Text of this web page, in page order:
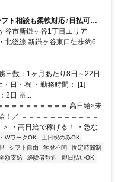
ト相談も柔軟対応♪日払可◎
市新鎌ヶ谷1丁目エリア
北総線 新鎌ヶ谷東口徒歩約6
新鎌ヶ谷東口徒歩約6分、京
谷東口徒歩約6分 直行直帰
日数：1ヶ月あたり8日～22日
・日・祝 ・勤務時間： [1]
2日 ※...
＝＝＝＝＝＝＝＝＝ 高日給×未
／ ＝＝＝＝＝＝＝＝＝＝＝
・高日給で稼げる！ ・急な...
WワークOK
土日祝のみOK
シフト自由 学歴不問
固定時間制
額支給 経験者歓迎
即日払いOK